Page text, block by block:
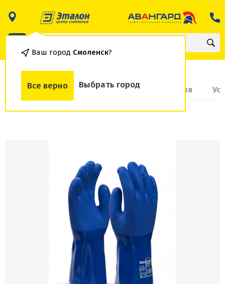
Ваш город Смоленск?
Все верно Выбрать город
О товаре Доставка и оплата Гарантия